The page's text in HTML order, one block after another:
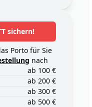
sichern!
Porto für Sie
nach
ab 100 €
ab 200 €
ab 300 €
ab 500 €